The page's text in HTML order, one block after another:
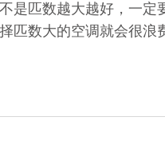
是匹数越大越好，一
匹数大的空调就会很